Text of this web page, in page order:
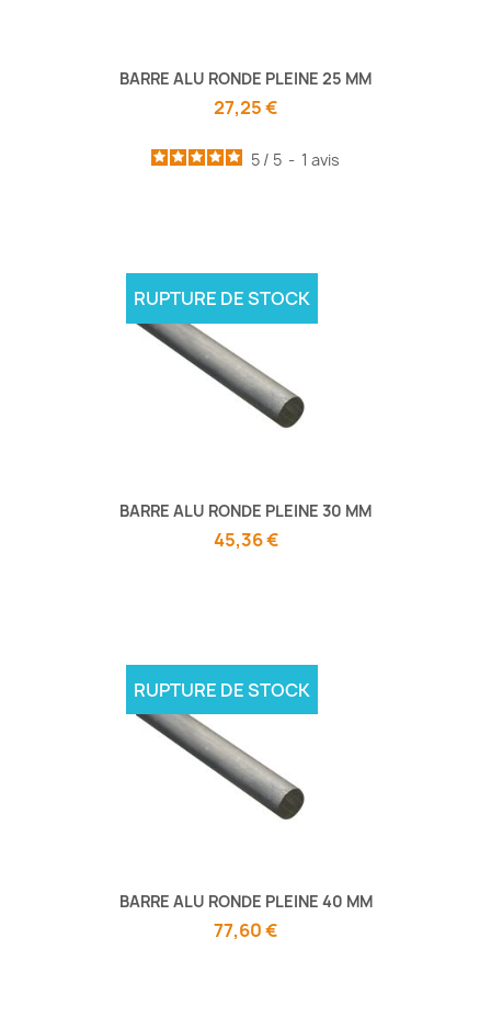
BARRE ALU RONDE PLEINE 25 MM
27,25 €
5 / 5 - 1 avis
BARRE ALU RONDE PLEINE 30 MM
45,36 €
RUPTURE DE STOCK
BARRE ALU RONDE PLEINE 40 MM
77,60 €
RUPTURE DE STOCK